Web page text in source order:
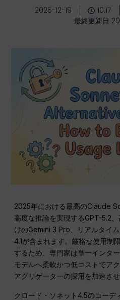
2025-12-19 10:17
最終更新日
2025年における最高のClaude
高度な推論を実現するGPT-5.2
けのGemini 3 Pro、リアルタイ
4.1が含まれます。厳格な使用制
するため、専門家は単一インタ
モデルへ柔軟かつ低コストでア
アグリゲーターの採用を加速さ
クロード・ソネット4.5のコーデ